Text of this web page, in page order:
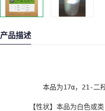
产品描述
本品为17α，21-二
【性状】本品为白色或